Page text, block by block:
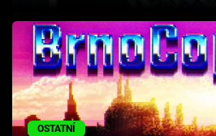
TV Program
Sledujte prima+
Přihlášení
OSTATNÍ